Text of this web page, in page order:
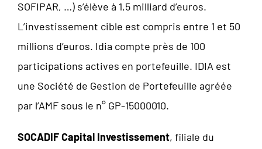
SOFIPAR, …) s’élève à 1,5 milliard d’euros.
L’investissement cible est compris entre 1 et 50
millions d’euros. Idia compte près de 100
participations actives en portefeuille. IDIA est
une Société de Gestion de Portefeuille agréée
par l’AMF sous le n° GP-15000010.
SOCADIF Capital Investissement, filiale du